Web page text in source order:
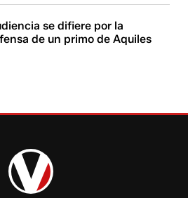
se difiere por la
de un primo de Aquiles